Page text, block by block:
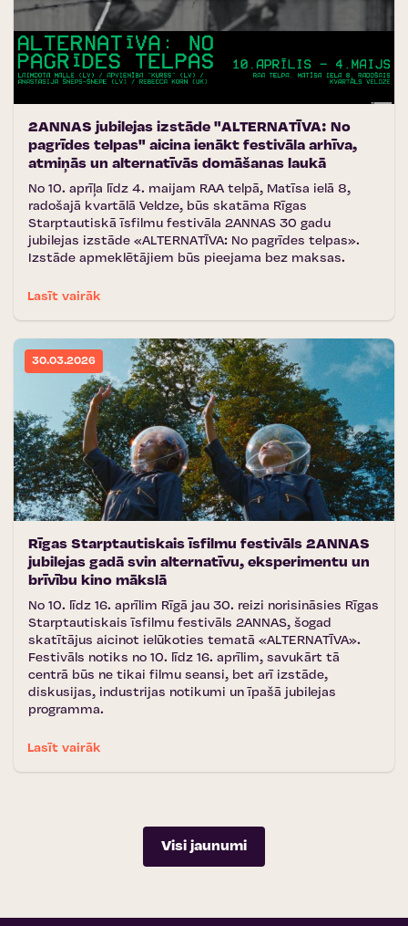
2ANNAS jubilejas izstāde "ALTERNATĪVA: No
pagrīdes telpas" aicina ienākt festivāla arhīva,
atmiņās un alternatīvās domāšanas laukā
No 10. aprīļa līdz 4. maijam RAA telpā, Matīsa ielā 8,
radošajā kvartālā Veldze, būs skatāma Rīgas
Starptautiskā īsfilmu festivāla 2ANNAS 30 gadu
jubilejas izstāde «ALTERNATĪVA: No pagrīdes telpas».
Izstāde apmeklētājiem būs pieejama bez maksas.
Lasīt vairāk
30.03.2026
Rīgas Starptautiskais īsfilmu festivāls 2ANNAS
jubilejas gadā svin alternatīvu, eksperimentu un
brīvību kino mākslā
No 10. līdz 16. aprīlim Rīgā jau 30. reizi norisināsies Rīgas
Starptautiskais īsfilmu festivāls 2ANNAS, šogad
skatītājus aicinot ielūkoties tematā «ALTERNATĪVA».
Festivāls notiks no 10. līdz 16. aprīlim, savukārt tā
centrā būs ne tikai filmu seansi, bet arī izstāde,
diskusijas, industrijas notikumi un īpašā jubilejas
programma.
Lasīt vairāk
Visi jaunumi